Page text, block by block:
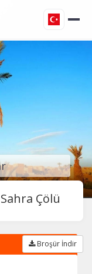
Çölü
Broşür İndir